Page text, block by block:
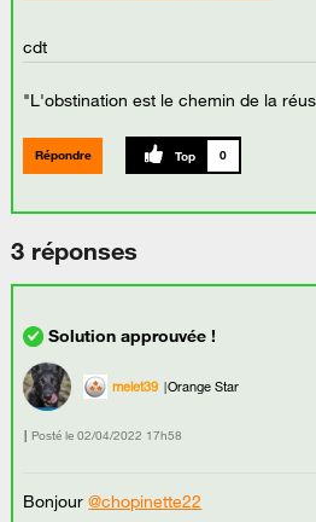
cdt
"L'obstination est le chemin de la
Répondre 0
3 réponses
melet39 Orange Star
Posté le ‎02/04/2022 17h58
Bonjour@chopinette22